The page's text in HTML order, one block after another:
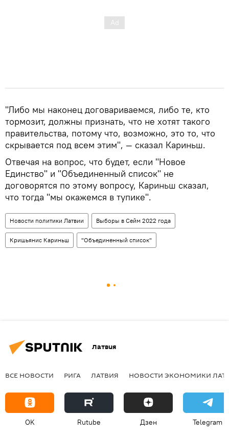
"Либо мы наконец договариваемся, либо те, кто
тормозит, должны признать, что не хотят такого
правительства, потому что, возможно, это то, что
скрывается под всем этим", — сказал Кариньш.
Отвечая на вопрос, что будет, если "Новое
Единство" и "Объединенный список" не
договорятся по этому вопросу, Кариньш сказал,
что тогда "мы окажемся в тупике".
Новости политики Латвии Выборы в Сейм 2022 года
Кришьянис Кариньш "Объединенный список"
Латвия
ВСЕ НОВОСТИ РИГА ЛАТВИЯ НОВОСТИ ЭКОНОМИКИ
OK Rutube Дзен Telegram